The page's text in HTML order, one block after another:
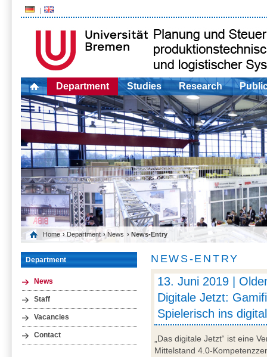
Department Studies Research
Home › Department ›News › News-Entry
Department
News
Staff
Vacancies
Contact
NEWS-ENTRY
13. Juni 2019 |
Digitale Jetzt:
Spielerisch ins
„Das digitale Jetzt“ ist eine
Mittelstand 4.0-